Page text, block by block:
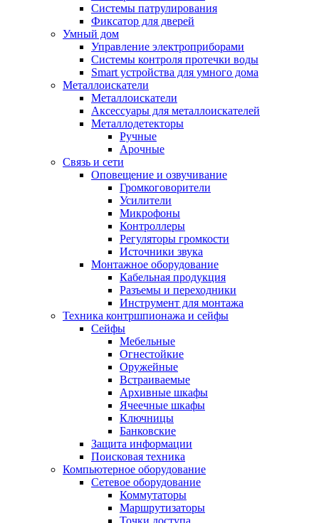
Системы патрулирования
Фиксатор для дверей
Умный дом
Управление электроприборами
Системы контроля протечки воды
Smart устройства для умного дома
Металлоискатели
Металлоискатели
Аксессуары для металлоискателей
Металлодетекторы
Ручные
Арочные
Связь и сети
Оповещение и озвучивание
Громкоговорители
Усилители
Микрофоны
Контроллеры
Регуляторы громкости
Источники звука
Монтажное оборудование
Кабельная продукция
Разъемы и переходники
Инструмент для монтажа
Техника контршпионажа и сейфы
Сейфы
Мебельные
Огнестойкие
Оружейные
Встраиваемые
Архивные шкафы
Ячеечные шкафы
Ключницы
Банковские
Защита информации
Поисковая техника
Компьютерное оборудование
Сетевое оборудование
Коммутаторы
Маршрутизаторы
Точки доступа